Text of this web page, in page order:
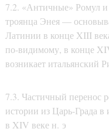
7.2. «Античные» Ромул
троянца Энея —
Латинии в конце XIII
по-видимому, в конце
возникает итальянский
7.3. Частичный перенос
истории из Царь-Града в
в XIV веке н. э